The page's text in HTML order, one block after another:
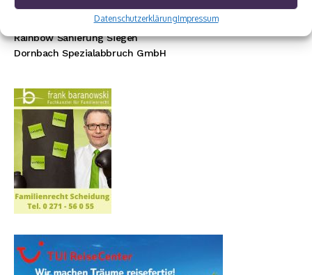
DatenschutzerklärungImpressum
Autohaus Menn
Ristorante La Calabria
Rainbow Sanierung Siegen
Dornbach Spezialabbruch GmbH